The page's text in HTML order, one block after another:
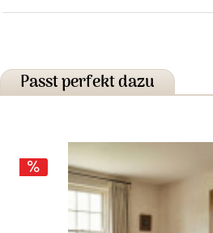
Passt perfekt dazu